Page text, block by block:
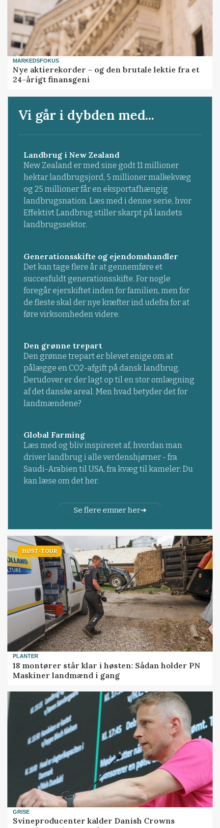
MARKEDSFOKUS
Nye aktierekorder – og den brutale lektie fra et
24-årigt finansgeni
Vi går i dybden med...
Landbrug i New Zealand
New Zealand er med sine godt 11 millioner
hektar landbrugsjord, 5 millioner malkekvæg
og 25 millioner får en eksportafhængig
landbrugsnation. Læs med i denne serie, hvor
Effektivt Landbrug stiller skarpt på landets
landbrugssektor.
Generationsskifte og ejendomshandler
Det kan tage flere år at gennemføre et
succesfuldt generationsskifte. For nogle
foregår ejerskiftet inden for familien, men for
de fleste skal der nye kræfter ind udefra for at
føre virksomheden videre.
Den grønne trepart
Den grønne trepart er blevet enige om at
pålægge en CO2-afgift på dansk landbrug.
Derudover er der lagt op til en stor omlægning
af det danske areal. Men hvad betyder det for
landmændene?
Global Farming
Læs med og bliv inspireret af, hvordan man
driver landbrug i alle verdenshjørner - fra
Saudi-Arabien til USA, fra kvæg til kameler: Du
kan læse om det her.
Se flere emner her
HØST-TOUR
PLANTER
18 montører står klar i høsten: Sådan holder PN
Maskiner landmænd i gang
GRISE
Svineproducenter kalder Danish Crowns